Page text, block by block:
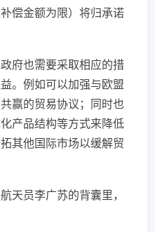
偿金额为限）将归承诺
府也需要采取相应的措
。例如可以加强与欧盟
赢的贸易协议；同时也
产品结构等方式来降低
其他国际市场以缓解贸
天员李广苏的背囊里，